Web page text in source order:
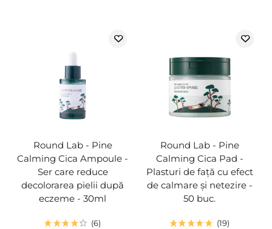
Round Lab - Pine
Calming Cica Ampoule -
Ser care reduce
decolorarea pielii după
eczeme - 30ml
6
Round Lab - Pine
Calming Cica Pad -
Plasturi de față cu efect
de calmare și netezire -
50 buc.
19